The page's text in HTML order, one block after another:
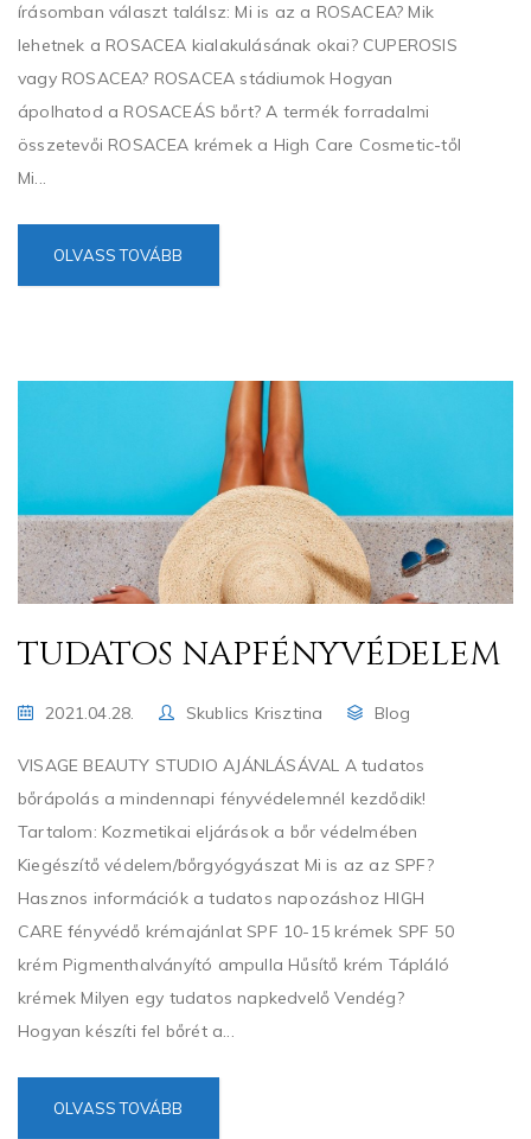
írásomban választ találsz: Mi is az a ROSACEA? Mik
lehetnek a ROSACEA kialakulásának okai? CUPEROSIS
vagy ROSACEA? ROSACEA stádiumok Hogyan
ápolhatod a ROSACEÁS bőrt? A termék forradalmi
összetevői ROSACEA krémek a High Care Cosmetic-től
Mi...
OLVASS TOVÁBB
TUDATOS NAPFÉNYVÉDELEM
2021.04.28. Skublics Krisztina Blog
VISAGE BEAUTY STUDIO AJÁNLÁSÁVAL A tudatos
bőrápolás a mindennapi fényvédelemnél kezdődik!
Tartalom: Kozmetikai eljárások a bőr védelmében
Kiegészítő védelem/bőrgyógyászat Mi is az az SPF?
Hasznos információk a tudatos napozáshoz HIGH
CARE fényvédő krémajánlat SPF 10-15 krémek SPF 50
krém Pigmenthalványító ampulla Hűsítő krém Tápláló
krémek Milyen egy tudatos napkedvelő Vendég?
Hogyan készíti fel bőrét a...
OLVASS TOVÁBB